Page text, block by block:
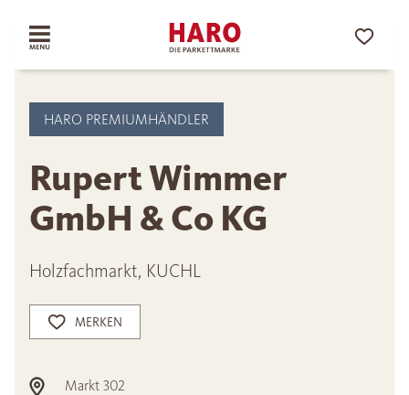
HARO PREMIUMHÄNDLER
Rupert Wimmer
GmbH & Co KG
Holzfachmarkt, KUCHL
MERKEN
Markt 302